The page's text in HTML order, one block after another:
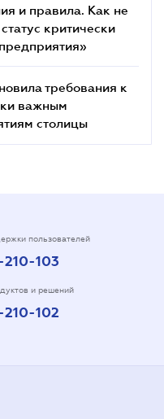
и правила. Как не
критически
требования к
важным
столицы
пользователей
103
и решений
102